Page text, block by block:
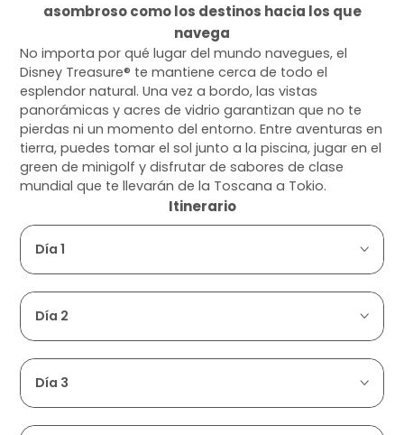
asombroso como los destinos hacia los que
navega
No importa por qué lugar del mundo navegues, el
Disney Treasure® te mantiene cerca de todo el
esplendor natural. Una vez a bordo, las vistas
panorámicas y acres de vidrio garantizan que no te
pierdas ni un momento del entorno. Entre aventuras en
tierra, puedes tomar el sol junto a la piscina, jugar en el
green de minigolf y disfrutar de sabores de clase
mundial que te llevarán de la Toscana a Tokio.
Itinerario
Día 1
Día 2
Día 3